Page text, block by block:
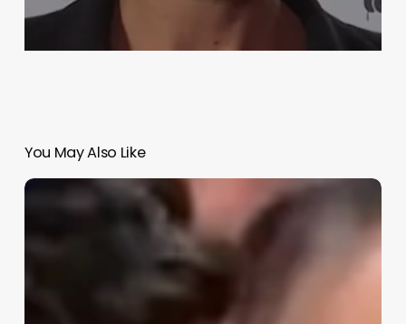
You May Also Like
Borja